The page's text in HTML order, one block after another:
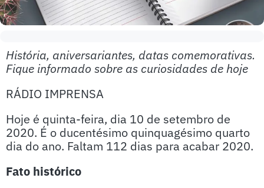
História, aniversariantes, datas comemorativas.
Fique informado sobre as curiosidades de hoje
RÁDIO IMPRENSA
Hoje é quinta-feira, dia 10 de setembro de
2020. É o ducentésimo quinquagésimo quarto
dia do ano. Faltam 112 dias para acabar 2020.
Fato histórico